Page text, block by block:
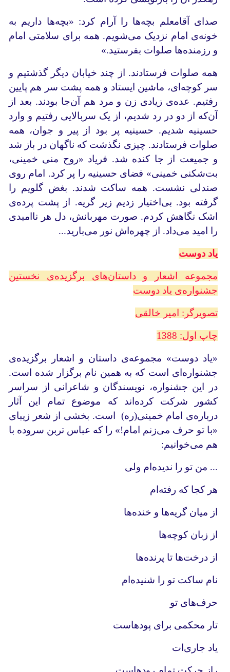
صدای آقامعلم بچه‌ها را آرام کرد: «بچه‌ها داریم به
خونه‌ی امام نزدیک می‌شویم. همه برای سلامتی امام
و رزمنده‌ها صلوات بفرستید.»
همه صلوات فرستادند. از چند خیابان دیگر گذشتیم و
سر کوچه‌ای، ماشین ایستاد و همه پشت سر هم پایین
رفتیم. عده‌ی زیادی زن و مرد هم آن‌جا بودند. بعد از
آن‌که از دو در رد شدیم، از یک سربالایی رفتیم و وارد
حسینیه شدیم. حسینیه پر بود از پیر و جوان، همه
صلوات فرستادند. چیزی نگذشت که ناگهان در باز شد
و جمیعت از جا کنده شد. فریاد «روح منی خمینی،
بت‌شکنی خمینی» فضای حسینیه را پر کرد. امام روی
صندلی نشست. همه ساکت شدند. بغض گلویم را
گرفته بود. بی‌اختیار زدیم زیر گریه. از پشت پرده‌ی
اشک نگاهش کردم. صورت مهربانش، دل هر ناامیدی
را امید می‌داد. از چهره‌اش نور می‌بارید...
یاد دوست
مجموعه اشعار و داستان‌های برگزیده‌ی نخستین
جشنواره‌ی یاد دوست
تصویرگر: امیر خالقی
چاپ اول: 1388
«یاد دوست» مجموعه‌ی داستان و اشعار برگزیده‌ی
جشنواره‌ای است که به همین نام برگزار شده است.
در این جشنواره، نویسندگان و شاعرانی از سراسر
کشور شرکت کرده‌اند که موضوع تمام این آثار
درباره‌ی امام خمینی(ره) است. بخشی از شعر زیبای
«با تو حرف می‌زنم امام!» را که عباس تربن سروده با
هم می‌خوانیم:
... من تو را ندیده‌ام ولی
هر کجا که رفته‌ام
از میان گریه‌ها و خنده‌ها
از زبان کوچه‌ها
از درخت‌ها تا پرنده‌ها
نام ساکت تو را شنیده‌ام
حرف‌های تو
تار محکمی برای پودهاست
یاد جاری‌ات